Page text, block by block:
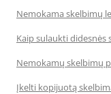
Nemokama skelbimų
Kaip sulaukti
Nemokamų skelbimų
Įkelti kopijuotą